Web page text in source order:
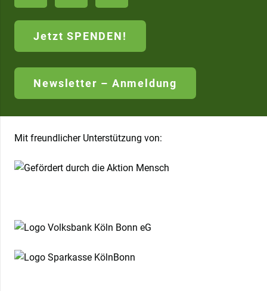
Jetzt SPENDEN!
Newsletter – Anmeldung
Mit freundlicher Unterstützung von: